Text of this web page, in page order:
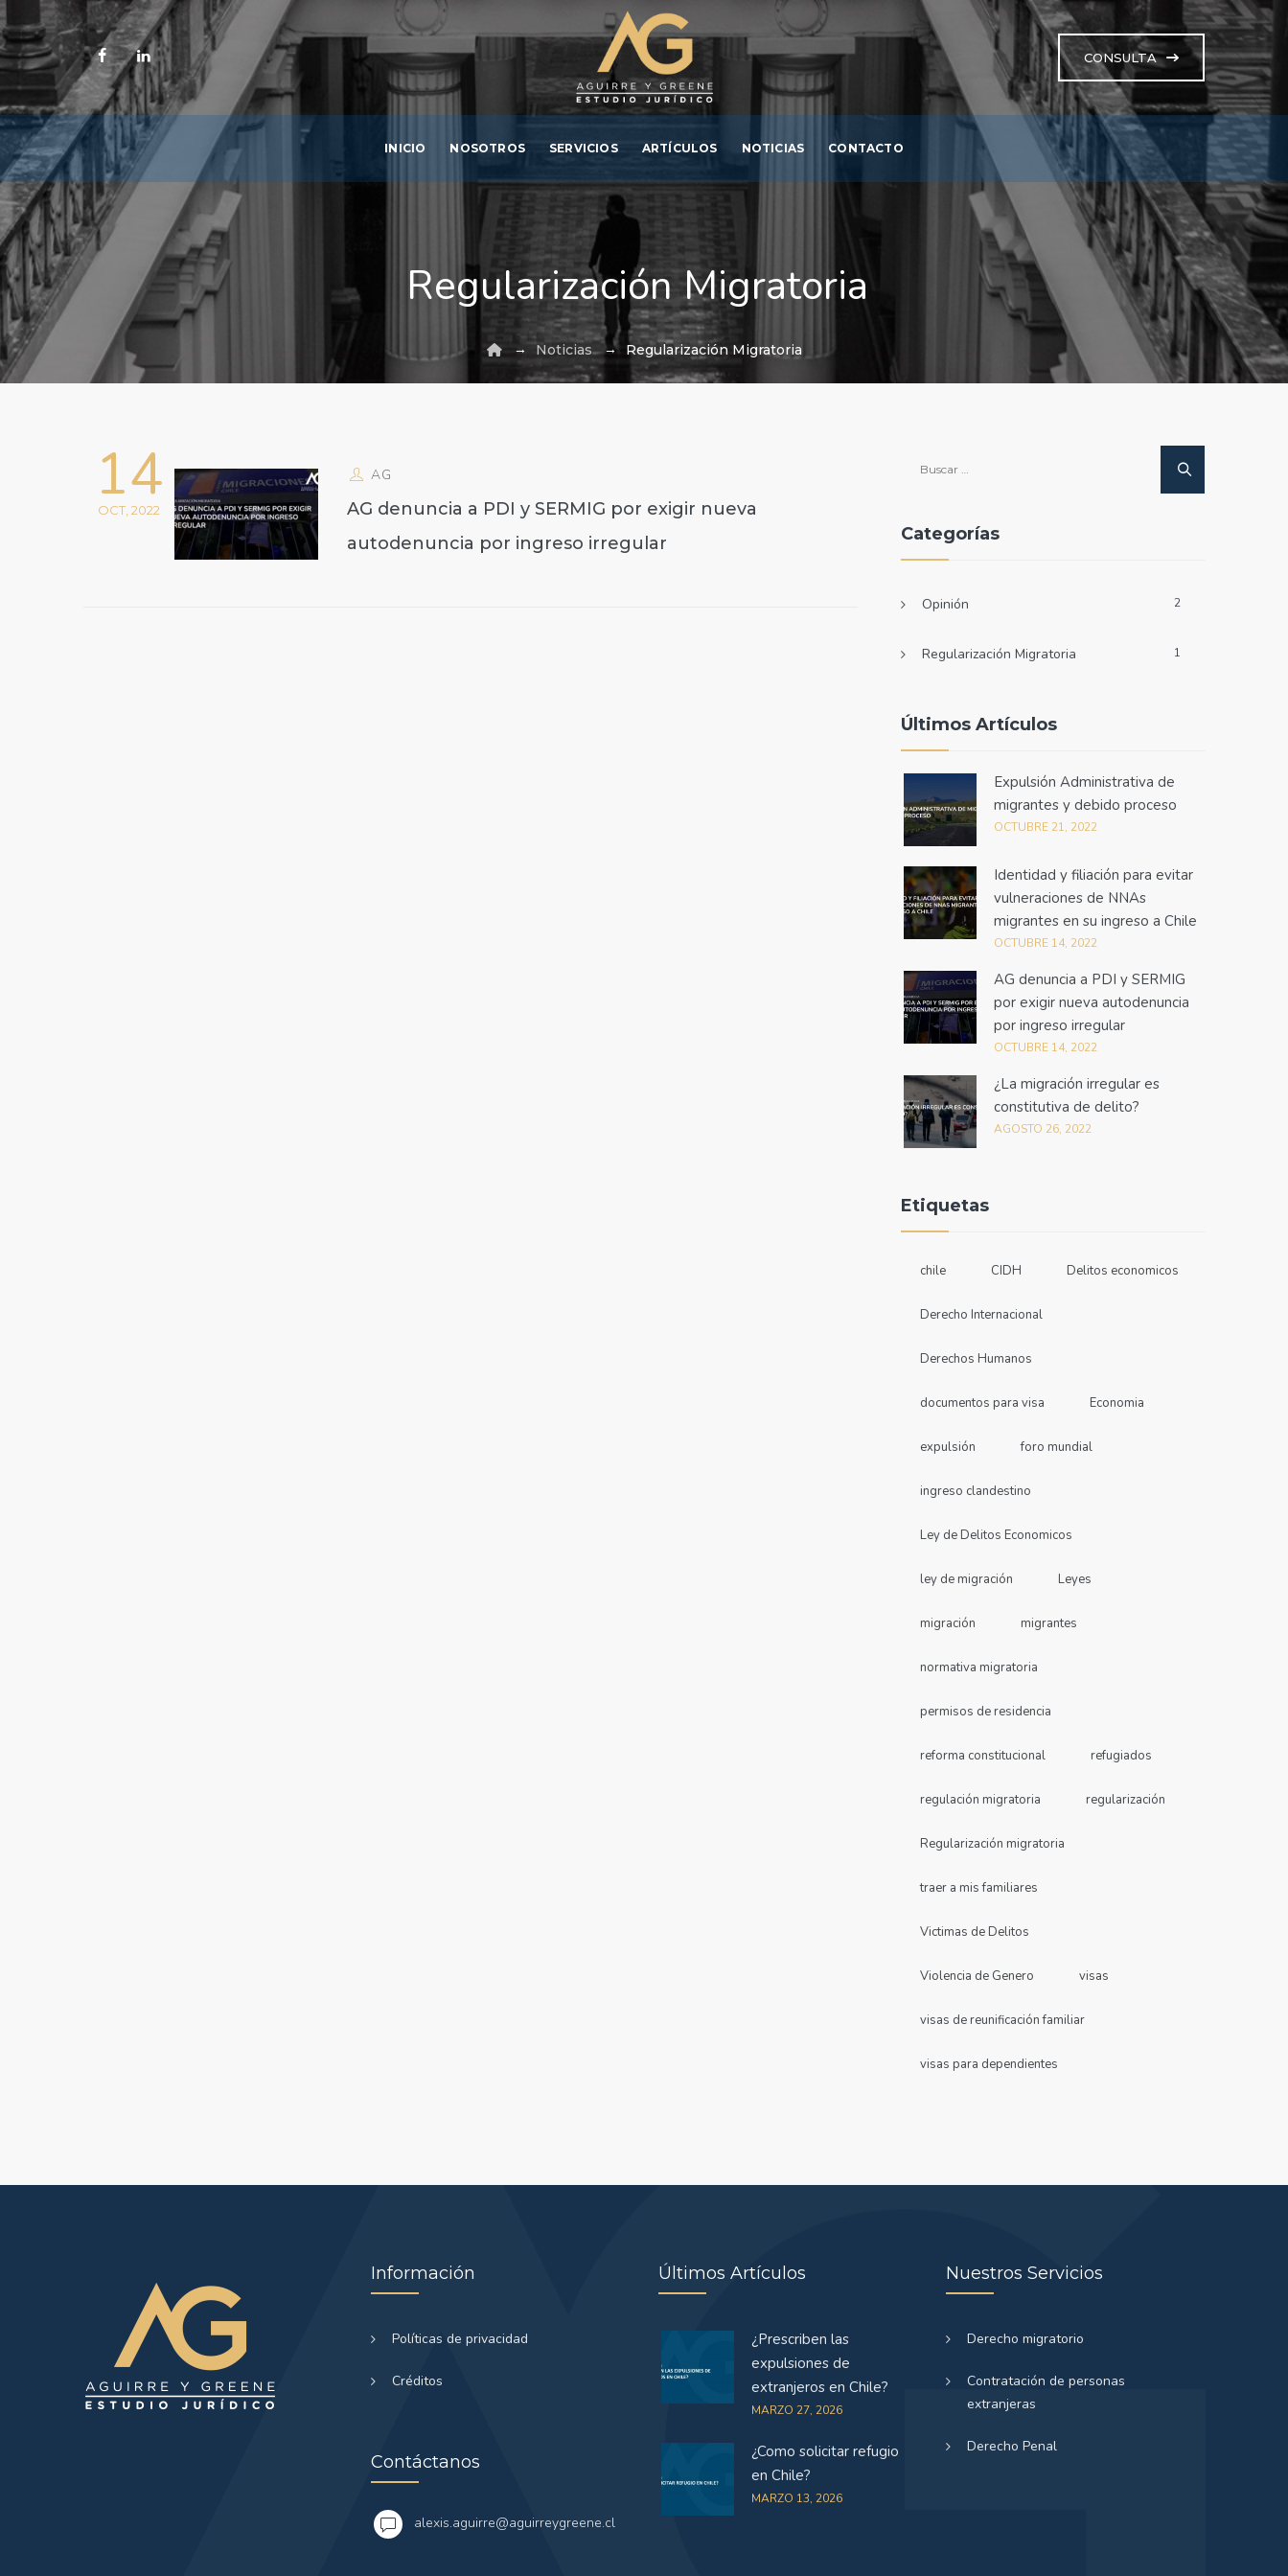
CONSULTA
INICIO NOSOTROS SERVICIOS ARTÍCULOS NOTICIAS CONTACTO
Regularización Migratoria
→Noticias→ Regularización Migratoria
14
OCT, 2022
AG
AG denuncia a PDI y SERMIG por exigir nueva
autodenuncia por ingreso irregular
Categorías
Opinión 2
Regularización Migratoria 1
Últimos Artículos
Expulsión Administrativa de
migrantes y debido proceso
OCTUBRE 21, 2022
Identidad y filiación para evitar
vulneraciones de NNAs
migrantes en su ingreso a Chile
OCTUBRE 14, 2022
AG denuncia a PDI y SERMIG
por exigir nueva autodenuncia
por ingreso irregular
OCTUBRE 14, 2022
¿La migración irregular es
constitutiva de delito?
AGOSTO 26, 2022
Etiquetas
chile CIDH Delitos economicos
Derecho Internacional
Derechos Humanos
documentos para visa Economia
expulsión foro mundial
ingreso clandestino
Ley de Delitos Economicos
ley de migración Leyes
migración migrantes
normativa migratoria
permisos de residencia
reforma constitucional refugiados
regulación migratoria regularización
Regularización migratoria
traer a mis familiares
Victimas de Delitos
Violencia de Genero visas
visas de reunificación familiar
visas para dependientes
Información
Políticas de privacidad
Créditos
Contáctanos
alexis.aguirre@aguirreygreene.cl
Últimos Artículos
¿Prescriben las
expulsiones de
extranjeros en Chile?
MARZO 27, 2026
¿Como solicitar refugio
en Chile?
MARZO 13, 2026
Nuestros Servicios
Derecho migratorio
Contratación de personas
extranjeras
Derecho Penal